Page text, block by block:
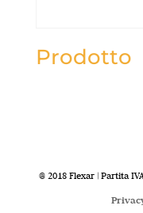
Prodotto
@ 2018 Flexar | Partita